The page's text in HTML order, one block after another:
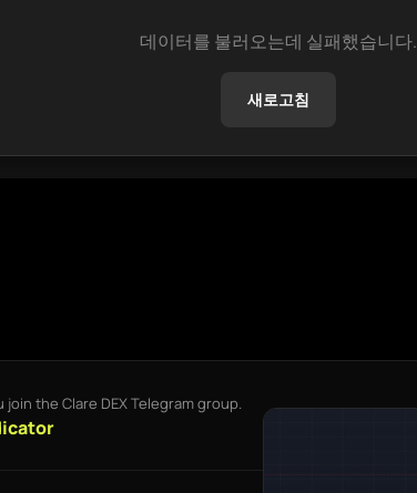
데이터를 불러오는데 실패했습니다.
새로고침
the Clare DEX Telegram group.